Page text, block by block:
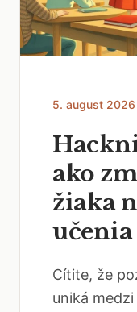
5. august 2026
ako
žiaka
učenia
Cítite, že
uniká